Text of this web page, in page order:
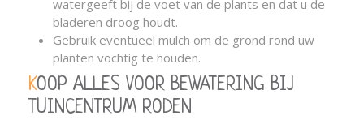
watergeeft bij de voet van de plants en dat u de
bladeren droog houdt.
Gebruik eventueel mulch om de grond rond uw
planten vochtig te houden.
KOOP ALLES VOOR BEWATERING BIJ
TUINCENTRUM RODEN